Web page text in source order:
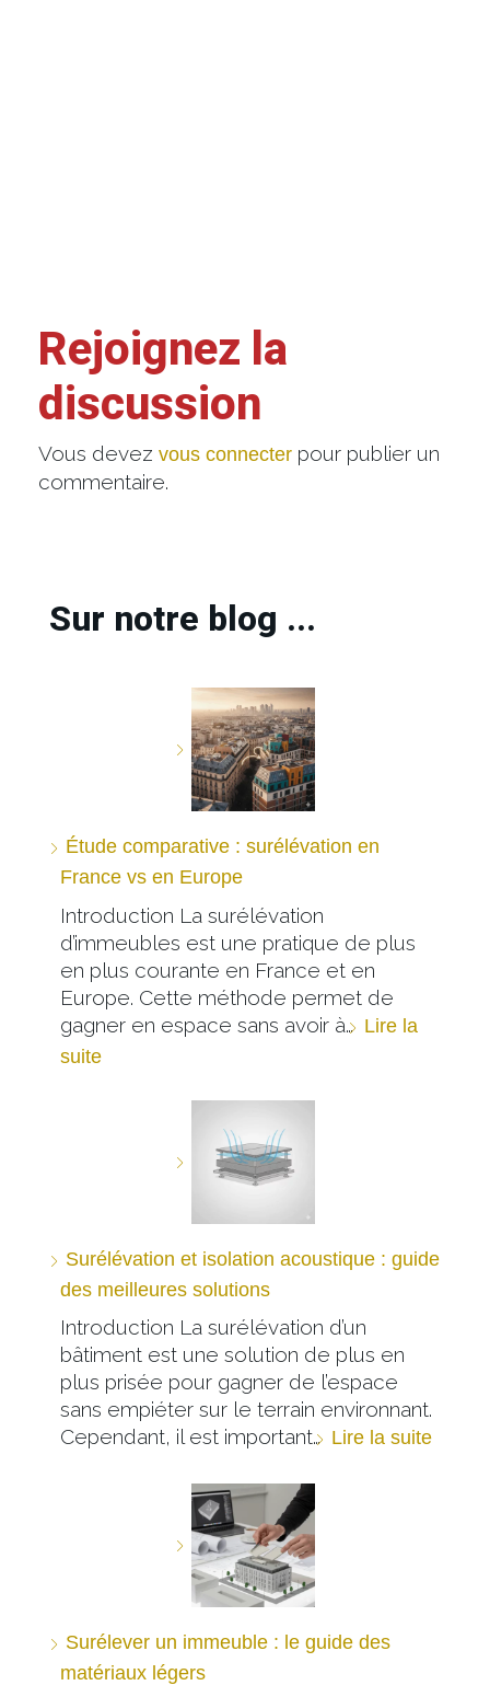
Rejoignez la
discussion
Vous devez vous connecter pour publier un
commentaire.
Sur notre blog ...
Étude comparative : surélévation en
France vs en Europe
Introduction La surélévation
d’immeubles est une pratique de plus
en plus courante en France et en
Europe. Cette méthode permet de
gagner en espace sans avoir à… Lire la
suite
Surélévation et isolation acoustique : guide
des meilleures solutions
Introduction La surélévation d’un
bâtiment est une solution de plus en
plus prisée pour gagner de l’espace
sans empiéter sur le terrain environnant.
Cependant, il est important… Lire la suite
Surélever un immeuble : le guide des
matériaux légers